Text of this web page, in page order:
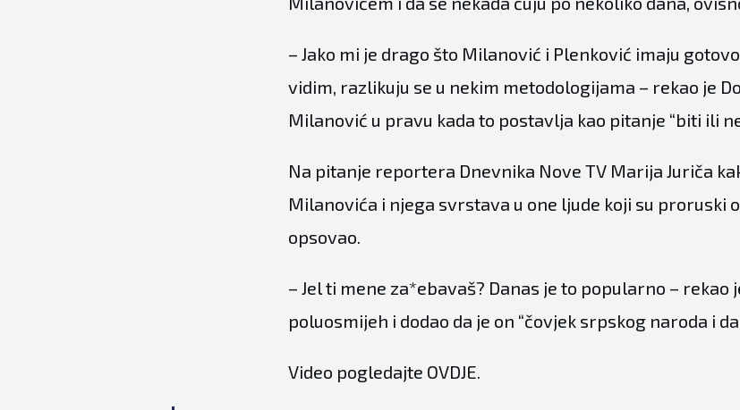
– Jako mi je drago što Milanović i Plenković imaju
vidim, razlikuju se u nekim metodologijama – rekao je
Milanović u pravu kada to postavlja kao pitanje “biti ili
Na pitanje reportera Dnevnika Nove TV Marija Juriča
Milanovića i njega svrstava u one ljude koji su proruski
opsovao.
– Jel ti mene za*ebavaš? Danas je to popularno – rekao
poluosmijeh i dodao da je on “čovjek srpskog naroda i
Video pogledajte OVDJE.